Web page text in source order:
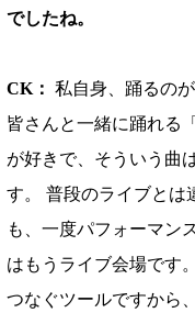
でしたね。
CK： 私自身、踊るの
皆さんと一緒に踊れる
が好きで、そういう曲
す。 普段のライブとは
も、一度パフォーマン
はもうライブ会場です
つなぐツールですから